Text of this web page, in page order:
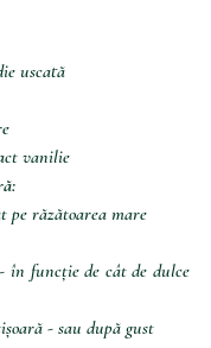
uscată
vanilie
pe răzătoarea mare
în funcție de cât de dulce
- sau după gust